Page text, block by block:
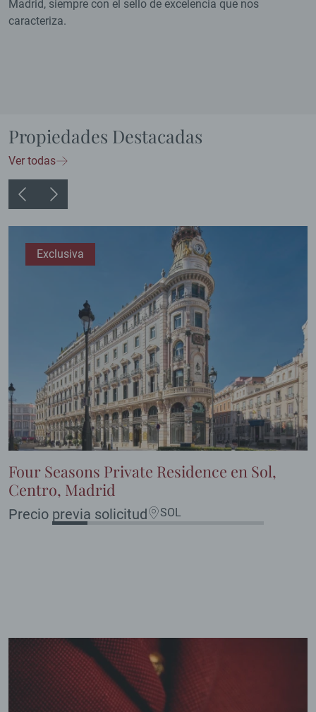
Madrid, siempre con el sello de excelencia que nos
caracteriza.
Propiedades Destacadas
Ver todas
Exclusiva
Four Seasons Private Residence en Sol,
Centro, Madrid
Precio previa solicitud SOL